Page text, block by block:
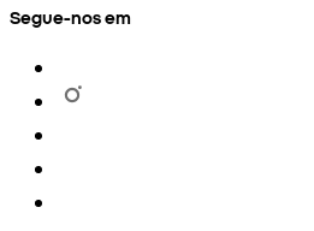
Segue-nos em